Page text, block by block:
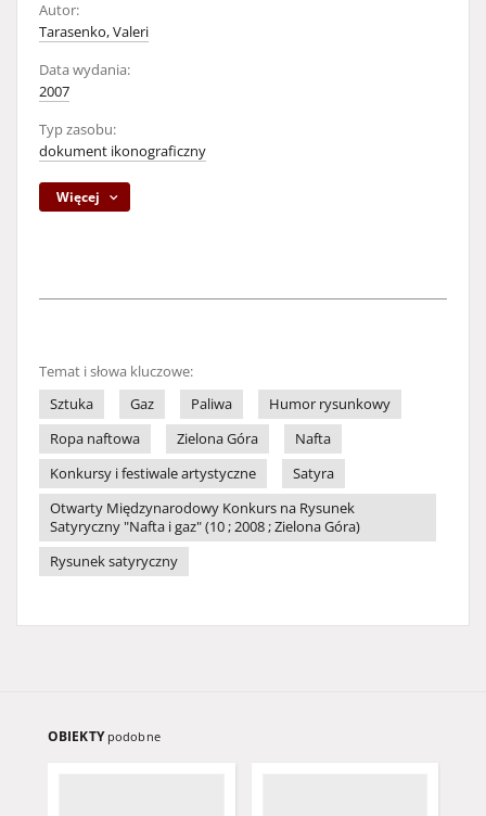
Autor:
Tarasenko, Valeri
Data wydania:
2007
Typ zasobu:
dokument ikonograficzny
Więcej
Temat i słowa kluczowe:
Sztuka
Gaz Paliwa
Humor rysunkowy
Ropa naftowa
Zielona Góra
Nafta
Konkursy i festiwale artystyczne
Satyra
Otwarty Międzynarodowy Konkurs na Rysunek
Satyryczny "Nafta i gaz" (10 ; 2008 ; Zielona Góra)
Rysunek satyryczny
OBIEKTY podobne